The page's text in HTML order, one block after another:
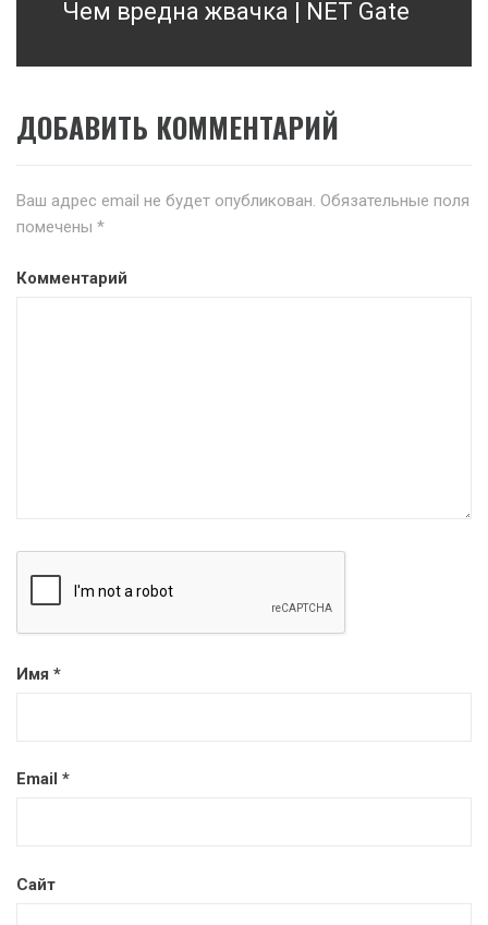
Next
Чем вредна жвачка | NET Gate
ДОБАВИТЬ КОММЕНТАРИЙ
Ваш адрес email не будет опубликован. Обязательные поля
помечены *
Комментарий
Имя *
Email *
Сайт